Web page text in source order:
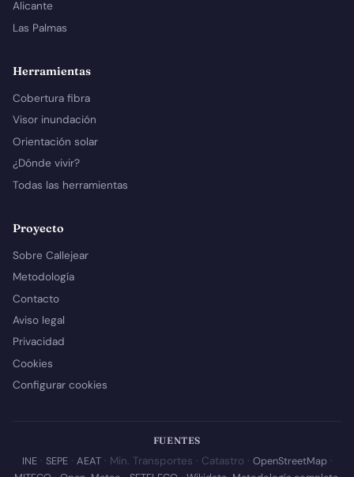
Alicante
Las Palmas
Herramientas
Cobertura fibra
Visor inundación
Orientación solar
¿Dónde vivir?
Todas las herramientas
Proyecto
Sobre Callejear
Metodología
Contacto
Aviso legal
Privacidad
Cookies
Configurar cookies
FUENTES
INE· SEPE· AEAT· Min. Transportes · Catastro · OpenStreetMap·